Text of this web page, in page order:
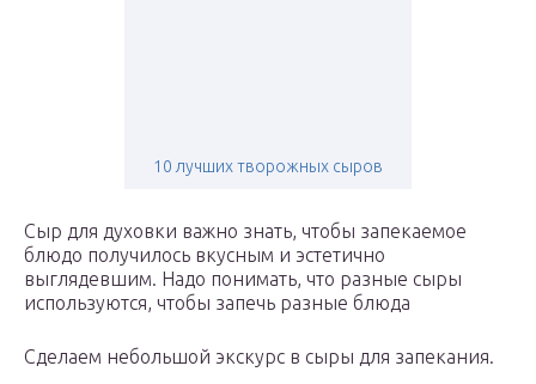
10 лучших творожных сыров
Сыр для духовки важно знать, чтобы запекаемое
блюдо получилось вкусным и эстетично
выглядевшим. Надо понимать, что разные сыры
используются, чтобы запечь разные блюда
Сделаем небольшой экскурс в сыры для запекания.